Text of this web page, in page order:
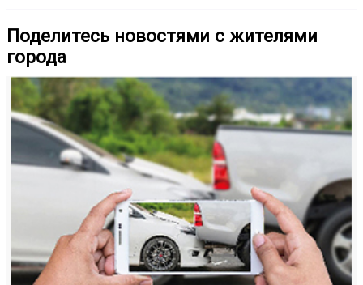
Поделитесь новостями с жителями
города